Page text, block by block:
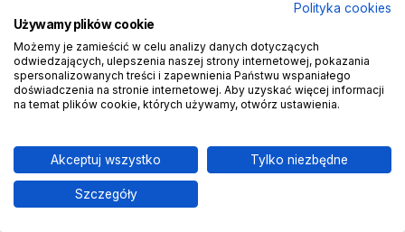
Dane osobowe
Regulamin
Pierwsze kroki
Sklep
Copyright © 2026 Wydawnictwa Szkolne i Pedagogiczne
Polityka cookies
Używamy plików cookie
Możemy je zamieścić w celu analizy danych dotyczących
odwiedzających, ulepszenia naszej strony internetowej, pokazania
spersonalizowanych treści i zapewnienia Państwu wspaniałego
doświadczenia na stronie internetowej. Aby uzyskać więcej informacji
na temat plików cookie, których używamy, otwórz ustawienia.
Akceptuj wszystko Tylko niezbędne
Szczegóły